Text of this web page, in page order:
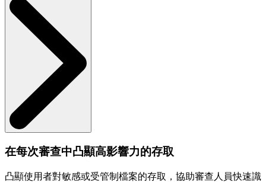
在每次審查中凸顯高影響力的存取
凸顯使用者對敏感或受管制檔案的存取，協助審查人員快速識